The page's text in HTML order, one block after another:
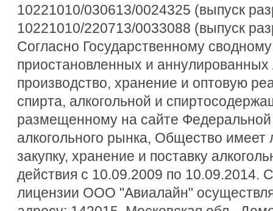
10221010/030613/0024325 (выпуск
10221010/220713/0033088 (выпуск
Согласно Государственному
приостановленных и аннулированных
производство, хранение и оптовую
спирта, алкогольной и
размещенному на сайте
алкогольного рынка, Общество
закупку, хранение и поставку
действия с 10.09.2009 по 10.09.2014.
лицензии ООО "Авиалайн"